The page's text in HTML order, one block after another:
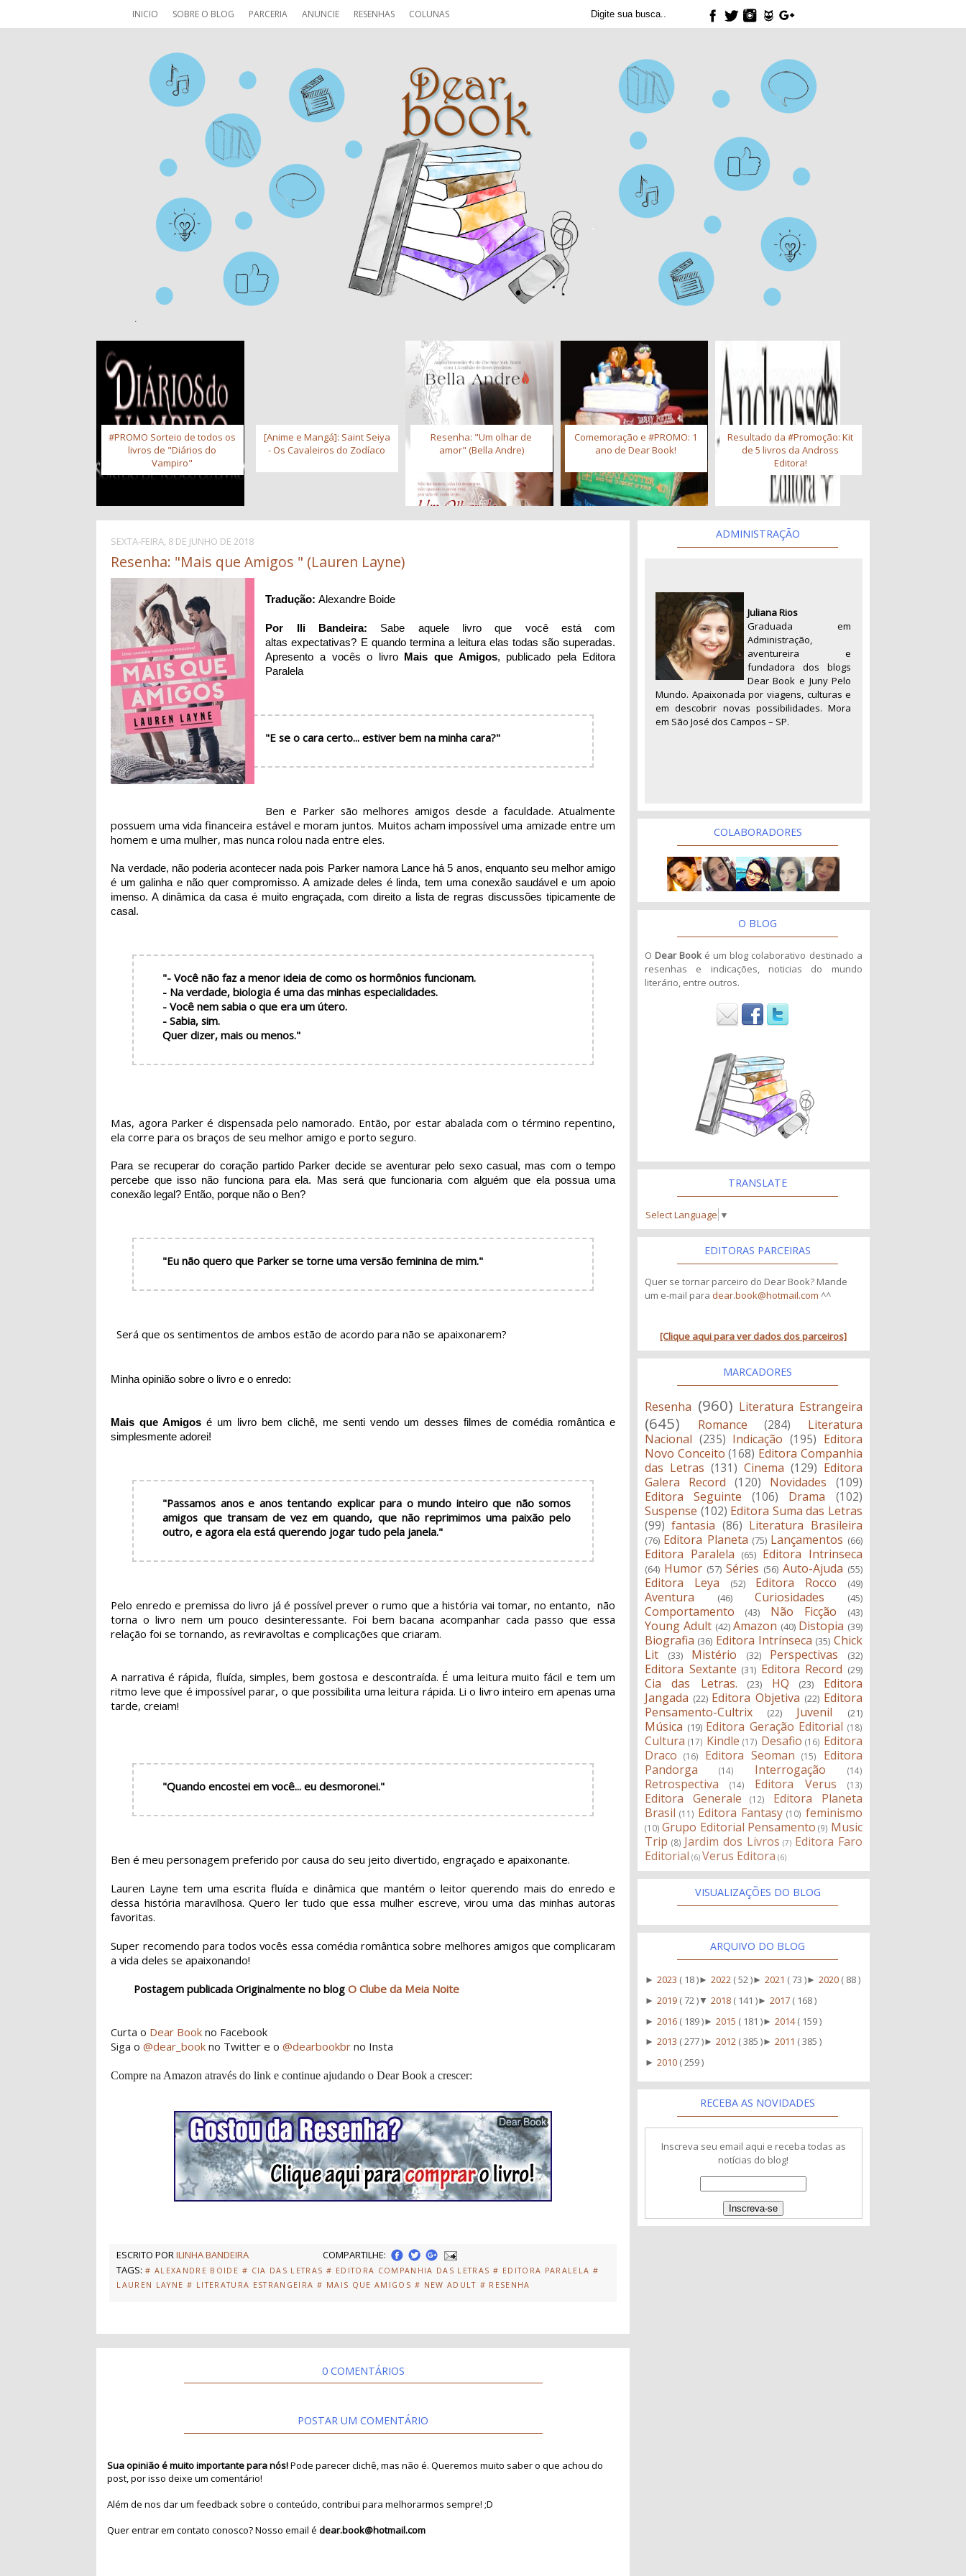
INICIO SOBRE O BLOG PARCERIA ANUNCIE RESENHAS COLUNAS
#PROMO Sorteio de todos os
livros de "Diários do
Vampiro"
[Anime e Mangá]: Saint Seiya
- Os Cavaleiros do Zodíaco
Resenha: "Um olhar de
amor" (Bella Andre)
Comemoração e #PROMO: 1
ano de Dear Book!
Resultado da #Promoção: Kit
de 5 livros da Andross
Editora!
SEXTA-FEIRA, 8 DE JUNHO DE 2018
Resenha: "Mais que Amigos " (Lauren Layne)
Tradução:Alexandre Boide
Por Ili Bandeira: Sabe aquele livro que você está com
altas expectativas? E quando termina a leitura elas todas são superadas.
Apresento a vocês o livro Mais que Amigos, publicado pela Editora
Paralela
"E se o cara certo... estiver bem na minha cara?"
Ben e Parker são melhores amigos desde a faculdade. Atualmente
possuem uma vida financeira estável e moram juntos. Muitos acham impossível uma amizade entre um
homem e uma mulher, mas nunca rolou nada entre eles.
Na verdade, não poderia acontecer nada pois Parker namora Lance há 5 anos, enquanto seu melhor amigo
é um galinha e não quer compromisso. A amizade deles é linda, tem uma conexão saudável e um apoio
imenso. A dinâmica da casa é muito engraçada, com direito a lista de regras discussões tipicamente de
casal.
"- Você não faz a menor ideia de como os hormônios funcionam.
- Na verdade, biologia é uma das minhas especialidades.
- Você nem sabia o que era um útero.
- Sabia, sim.
Quer dizer, mais ou menos."
Mas, agora Parker é dispensada pelo namorado. Então, por estar abalada com o término repentino,
ela corre para os braços de seu melhor amigo e porto seguro.
Para se recuperar do coração partido Parker decide se aventurar pelo sexo casual, mas com o tempo
percebe que isso não funciona para ela. Mas será que funcionaria com alguém que ela possua uma
conexão legal? Então, porque não o Ben?
"Eu não quero que Parker se torne uma versão feminina de mim."
Será que os sentimentos de ambos estão de acordo para não se apaixonarem?
Minha opinião sobre o livro e o enredo:
Mais que Amigos é um livro bem clichê, me senti vendo um desses filmes de comédia romântica e
simplesmente adorei!
"Passamos anos e anos tentando explicar para o mundo inteiro que não somos
amigos que transam de vez em quando, que não reprimimos uma paixão pelo
outro, e agora ela está querendo jogar tudo pela janela."
Pelo enredo e premissa do livro já é possível prever o rumo que a história vai tomar, no entanto,  não
torna o livro nem um pouco desinteressante. Foi bem bacana acompanhar cada passo que essa
relação foi se tornando, as reviravoltas e complicações que criaram.
A narrativa é rápida, fluída, simples, bem gostosa e descontraída. É uma leitura muito fácil e tem um
ritmo leve que é impossível parar, o que possibilita uma leitura rápida. Li o livro inteiro em apenas uma
tarde, creiam!
"Quando encostei em você... eu desmoronei."
Ben é meu personagem preferido por causa do seu jeito divertido, engraçado e apaixonante.
Lauren Layne tem uma escrita fluída e dinâmica que mantém o leitor querendo mais do enredo e
dessa história maravilhosa. Quero ler tudo que essa mulher escreve, virou uma das minhas autoras
favoritas.
Super recomendo para todos vocês essa comédia romântica sobre melhores amigos que complicaram
a vida deles se apaixonando!
Postagem publicada Originalmente no blogO Clube da Meia Noite
Curta o Dear Book no Facebook
Siga o@dear_book no Twitter e o@dearbookbr no Insta
Compre na Amazon através do link e continue ajudando o Dear Book a crescer:
ESCRITO PORILINHA BANDEIRA
COMPARTILHE:
TAGS: # ALEXANDRE BOIDE # CIA DAS LETRAS # EDITORA COMPANHIA DAS LETRAS # EDITORA PARALELA #
LAUREN LAYNE # LITERATURA ESTRANGEIRA # MAIS QUE AMIGOS # NEW ADULT # RESENHA
0 COMENTÁRIOS
POSTAR UM COMENTÁRIO
Sua opinião é muito importante para nós!Pode parecer clichê, mas não é. Queremos muito saber o que achou do
post, por isso deixe um comentário!
Além de nos dar um feedback sobre o conteúdo, contribui para melhorarmos sempre! ;D
Quer entrar em contato conosco? Nosso email édear.book@hotmail.com
ADMINISTRAÇÃO
Juliana Rios
Graduada em
Administração,
aventureira e
fundadora dos blogs
Dear Book e Juny Pelo
Mundo. Apaixonada por viagens, culturas e
em descobrir novas possibilidades. Mora
em São José dos Campos – SP.
COLABORADORES
O BLOG
O Dear Book é um blog colaborativo destinado a
resenhas e indicações, noticias do mundo
literário, entre outros.
TRANSLATE
Select Language ▼
EDITORAS PARCEIRAS
Quer se tornar parceiro do Dear Book? Mande
um e-mail para dear.book@hotmail.com ^^
[Clique aqui para ver dados dos parceiros]
MARCADORES
Resenha (960) Literatura Estrangeira
(645) Romance (284)
Literatura
Nacional (235) Indicação (195) Editora
Novo Conceito (168) Editora Companhia
das Letras (131) Cinema (129) Editora
Galera Record
(120) Novidades
(109)
Editora Seguinte
(106) Drama
(102)
Suspense (102) Editora Suma das Letras
(99) fantasia (86) Literatura Brasileira
(76) Editora Planeta (75) Lançamentos (66)
Editora Paralela (65) Editora Intrinseca
(64) Humor (57) Séries (56) Auto-Ajuda (55)
Editora Leya (52) Editora Rocco (49)
Aventura (46) Curiosidades (45)
Comportamento (43) Não Ficção (43)
Young Adult (42) Amazon (40) Distopia (39)
Biografia (36) Editora Intrínseca (35) Chick
Lit
(33) Mistério (32) Perspectivas (32)
Editora Sextante (31) Editora Record (29)
Cia das Letras. (23) HQ (23)
Editora
Jangada (22) Editora Objetiva (22) Editora
Pensamento-Cultrix
(22) Juvenil (21)
Música (19) Editora Geração Editorial (18)
Cultura (17) Kindle (17) Desafio (16) Editora
Draco
(16) Editora Seoman (15)
Editora
Pandorga
(14) Interrogação (14)
Retrospectiva (14) Editora Verus (13)
Editora Generale (12)
Editora Planeta
Brasil (11) Editora Fantasy (10) feminismo
(10) Grupo Editorial Pensamento (9) Music
Trip (8) Jardim dos Livros (7) Editora Faro
Editorial (6) Verus Editora (6)
VISUALIZAÇÕES DO BLOG
ARQUIVO DO BLOG
►2023 ( 18 )►2022 ( 52 )►2021 ( 73 )►2020 ( 88 )
►2019 ( 72 ) ▼2018 ( 141 )►2017 ( 168 )
►2016 ( 189 )►2015 ( 181 )►2014( 159 )
►2013 ( 277 )►2012 ( 385 )►2011 ( 385 )
►2010 ( 259 )
RECEBA AS NOVIDADES
Inscreva seu email aqui e receba todas as
notícias do blog!